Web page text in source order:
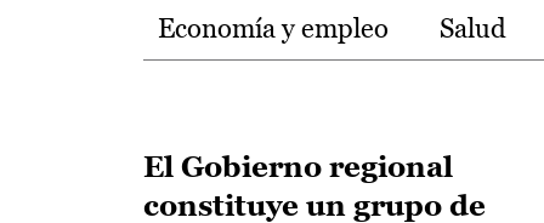
Temas
Economía y empleo Salud
El Gobierno regional
constituye un grupo de